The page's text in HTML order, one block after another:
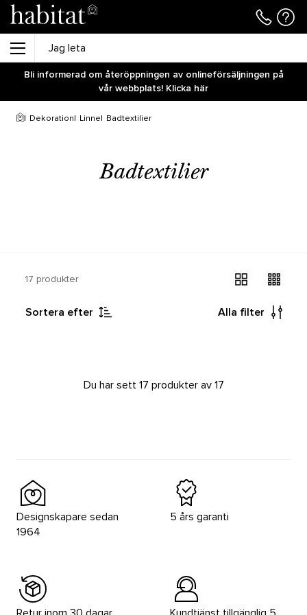
Bli informerad om återöppningen av onlineförsäljningen på
vår webbplats! Klicka här
Dekoration Linne Badtextilier
Badtextilier
17 produkter
Sortera efter Alla filter
Du har sett 17 produkter av 17
Designskapare sedan
1964
5 års garanti